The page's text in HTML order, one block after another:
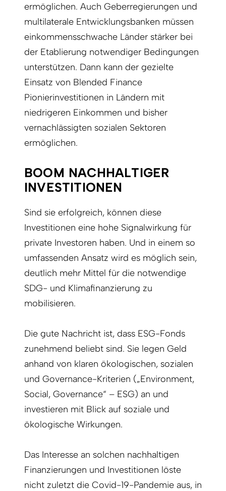
ermöglichen. Auch Geberregierungen und
multilaterale Entwicklungsbanken müssen
einkommensschwache Länder stärker bei
der Etablierung notwendiger Bedingungen
unterstützen. Dann kann der gezielte
Einsatz von Blended Finance
Pionierinvestitionen in Ländern mit
niedrigeren Einkommen und bisher
vernachlässigten sozialen Sektoren
ermöglichen.
BOOM NACHHALTIGER
INVESTITIONEN
Sind sie erfolgreich, können diese
Investitionen eine hohe Signalwirkung für
private Investoren haben. Und in einem so
umfassenden Ansatz wird es möglich sein,
deutlich mehr Mittel für die notwendige
SDG- und Klimafinanzierung zu
mobilisieren.
Die gute Nachricht ist, dass ESG-Fonds
zunehmend beliebt sind. Sie legen Geld
anhand von klaren ökologischen, sozialen
und Governance-Kriterien („Environment,
Social, Governance“ – ESG) an und
investieren mit Blick auf soziale und
ökologische Wirkungen.
Das Interesse an solchen nachhaltigen
Finanzierungen und Investitionen löste
nicht zuletzt die Covid-19-Pandemie aus, in